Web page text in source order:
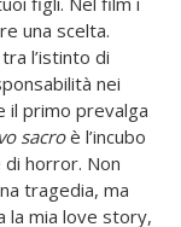
una scelta.
l’istinto di
nei
il primo prevalga
sacroè l’incubo
di horror. Non
tragedia, ma
la mia love story,